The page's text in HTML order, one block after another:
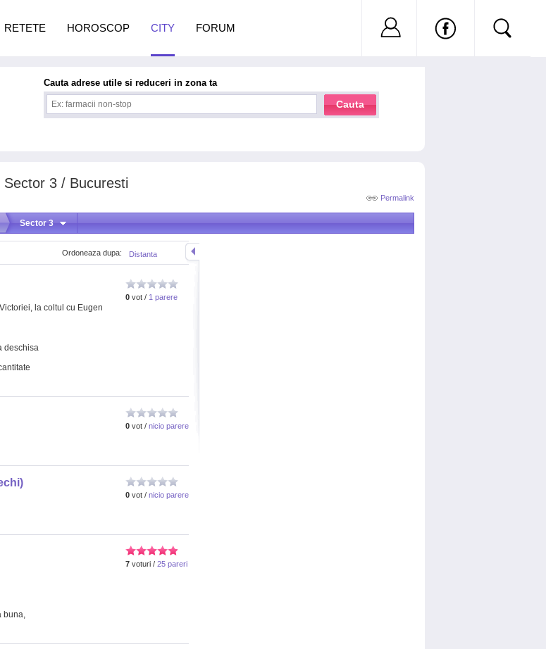
3 / Bucuresti
Permalink
Sector 3
Distanta
Ordoneaza dupa:
0 vot / 1 parere
la coltul cu Eugen
deschisa
0 vot / nicio parere
0 vot / nicio parere
7 voturi / 25 pareri
buna,
Cauta adrese utile si reduceri in zona ta
Cauta
RETETE HOROSCOP CITY FORUM Nu ai cont?